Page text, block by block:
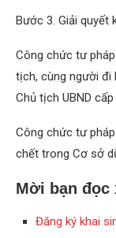
Bước 3. Giải quyết
Công chức tư
tịch, cùng người đi
Chủ tịch UBND
Công chức tư
chết trong Cơ sở
Mời bạn đọc
Đăng ký khai